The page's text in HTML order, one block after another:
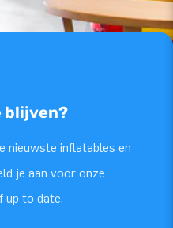
blijven?
nieuwste inflatables en
je aan voor onze
up to date.